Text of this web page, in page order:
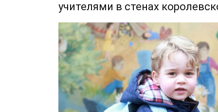
учителями в стенах